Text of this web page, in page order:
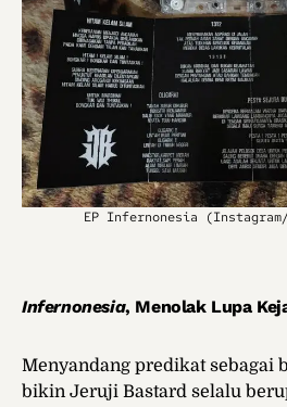
EP Infernonesia
Infernonesia, Menolak Lupa
Menyandang predikat sebagai
bikin Jeruji Bastard selalu